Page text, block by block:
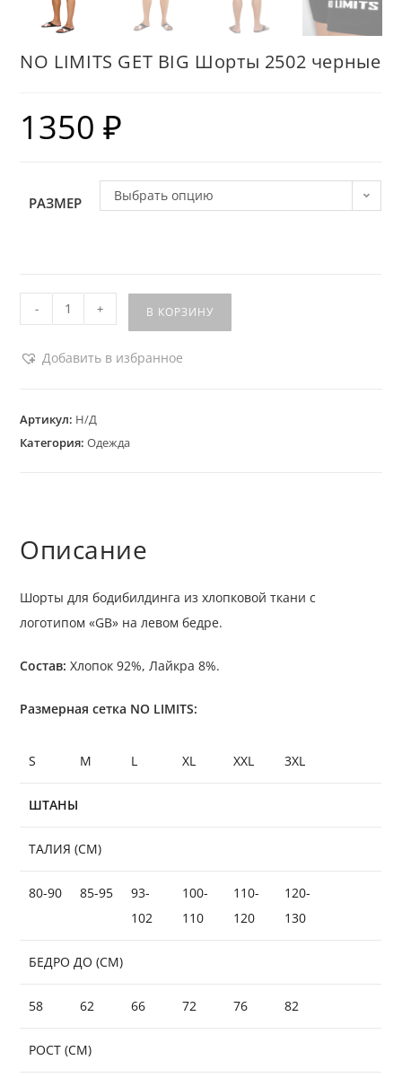
NO LIMITS GET BIG Шорты 2502 черные
1350₽
РАЗМЕР Выбрать опцию
- + В КОРЗИНУ
Добавить в избранное
Артикул: Н/Д
Категория:Одежда
Описание
Шорты для бодибилдинга из хлопковой ткани с
логотипом «GB» на левом бедре.
Состав:Хлопок 92%, Лайкра 8%.
Размерная сетка NO LIMITS:
S M L XL XXL 3XL
ШТАНЫ
ТАЛИЯ (СМ)
80-90 85-95
93-
102
100-
110
110-
120
120-
130
БЕДРО ДО (СМ)
58 62 66 72 76 82
РОСТ (СМ)